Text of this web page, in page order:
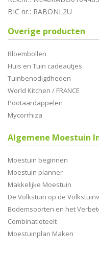
BIC nr.: RABONL2U
Overige producten
Bloembollen
Huis en Tuin cadeautjes
Tuinbenodigdheden
World Kitchen / FRANCE
Pootaardappelen
Mycorrhiza
Algemene Moestuin
Moestuin beginnen
Moestuin planner
Makkelijke Moestuin
De Volkstuin op de
Bodemsoorten en het
Combinatieteelt
Moestuinplan Maken